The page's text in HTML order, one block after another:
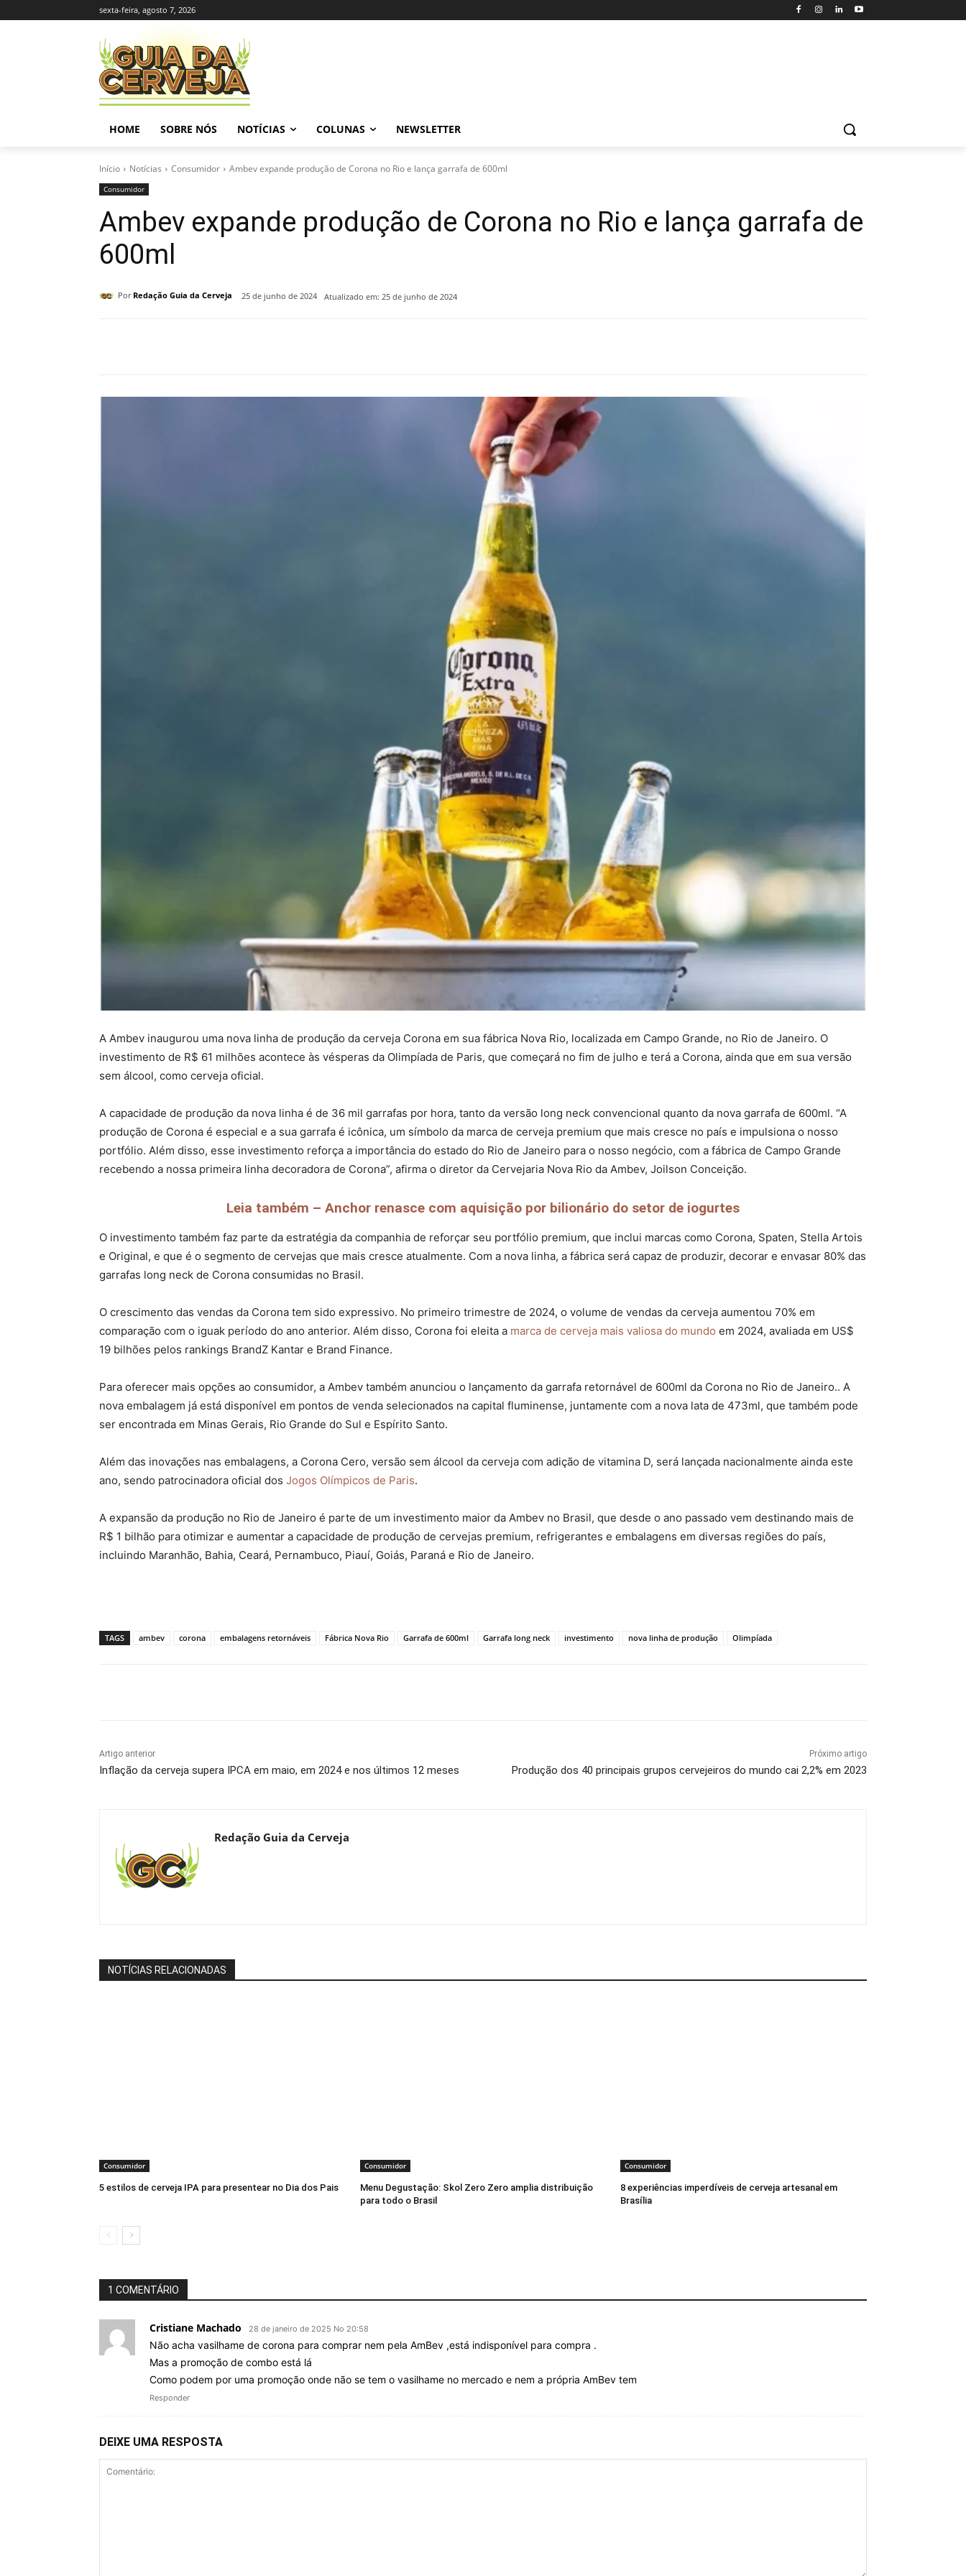
sexta-feira, agosto 7, 2026
HOME SOBRE NÓS NOTÍCIAS COLUNAS NEWSLETTER
Início Notícias Consumidor Ambev expande produção de Corona no Rio e lança garrafa de 600ml
Consumidor
Ambev expande produção de Corona no Rio e lança garrafa de
600ml
Por Redação Guia da Cerveja 25 de junho de 2024 Atualizado em: 25 de junho de 2024
A Ambev inaugurou uma nova linha de produção da cerveja Corona em sua fábrica Nova Rio, localizada em Campo Grande, no Rio de Janeiro. O
investimento de R$ 61 milhões acontece às vésperas da Olimpíada de Paris, que começará no fim de julho e terá a Corona, ainda que em sua versão
sem álcool, como cerveja oficial.
A capacidade de produção da nova linha é de 36 mil garrafas por hora, tanto da versão long neck convencional quanto da nova garrafa de 600ml. “A
produção de Corona é especial e a sua garrafa é icônica, um símbolo da marca de cerveja premium que mais cresce no país e impulsiona o nosso
portfólio. Além disso, esse investimento reforça a importância do estado do Rio de Janeiro para o nosso negócio, com a fábrica de Campo Grande
recebendo a nossa primeira linha decoradora de Corona”, afirma o diretor da Cervejaria Nova Rio da Ambev, Joilson Conceição.
Leia também – Anchor renasce com aquisição por bilionário do setor de iogurtes
O investimento também faz parte da estratégia da companhia de reforçar seu portfólio premium, que inclui marcas como Corona, Spaten, Stella Artois
e Original, e que é o segmento de cervejas que mais cresce atualmente. Com a nova linha, a fábrica será capaz de produzir, decorar e envasar 80% das
garrafas long neck de Corona consumidas no Brasil.
O crescimento das vendas da Corona tem sido expressivo. No primeiro trimestre de 2024, o volume de vendas da cerveja aumentou 70% em
comparação com o iguak período do ano anterior. Além disso, Corona foi eleita a marca de cerveja mais valiosa do mundo em 2024, avaliada em US$
19 bilhões pelos rankings BrandZ Kantar e Brand Finance.
Para oferecer mais opções ao consumidor, a Ambev também anunciou o lançamento da garrafa retornável de 600ml da Corona no Rio de Janeiro.. A
nova embalagem já está disponível em pontos de venda selecionados na capital fluminense, juntamente com a nova lata de 473ml, que também pode
ser encontrada em Minas Gerais, Rio Grande do Sul e Espírito Santo.
Além das inovações nas embalagens, a Corona Cero, versão sem álcool da cerveja com adição de vitamina D, será lançada nacionalmente ainda este
ano, sendo patrocinadora oficial dos Jogos Olímpicos de Paris.
A expansão da produção no Rio de Janeiro é parte de um investimento maior da Ambev no Brasil, que desde o ano passado vem destinando mais de
R$ 1 bilhão para otimizar e aumentar a capacidade de produção de cervejas premium, refrigerantes e embalagens em diversas regiões do país,
incluindo Maranhão, Bahia, Ceará, Pernambuco, Piauí, Goiás, Paraná e Rio de Janeiro.
TAGS ambev corona embalagens retornáveis Fábrica Nova Rio Garrafa de 600ml Garrafa long neck investimento nova linha de produção Olimpíada
Artigo anterior
Inflação da cerveja supera IPCA em maio, em 2024 e nos últimos 12 meses
Próximo artigo
Produção dos 40 principais grupos cervejeiros do mundo cai 2,2% em 2023
Redação Guia da Cerveja
NOTÍCIAS RELACIONADAS
Consumidor
5 estilos de cerveja IPA para presentear no Dia dos Pais
Consumidor
Menu Degustação: Skol Zero Zero amplia distribuição
para todo o Brasil
Consumidor
8 experiências imperdíveis de cerveja artesanal em
Brasília
1 COMENTÁRIO
Cristiane Machado 28 de janeiro de 2025 No 20:58
Não acha vasilhame de corona para comprar nem pela AmBev ,está indisponível para compra .
Mas a promoção de combo está lá
Como podem por uma promoção onde não se tem o vasilhame no mercado e nem a própria AmBev tem
Responder
DEIXE UMA RESPOSTA